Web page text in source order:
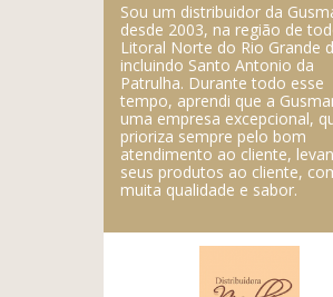
Sou um distribuidor da
desde 2003, na região de
Litoral Norte do Rio Grande
incluindo Santo Antonio da
Patrulha. Durante todo esse
tempo, aprendi que a
uma empresa excepcional,
prioriza sempre pelo bom
atendimento ao cliente,
seus produtos ao cliente,
muita qualidade e sabor.